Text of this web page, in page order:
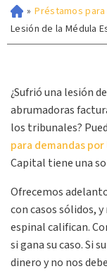
» Préstamos
Lesión de la Médula
¿Sufrió una lesión
abrumadoras
los tribunales?
para demandas
Capital tiene una
Ofrecemos
con casos sólidos,
espinal califican.
si gana su caso. Si
dinero y no nos